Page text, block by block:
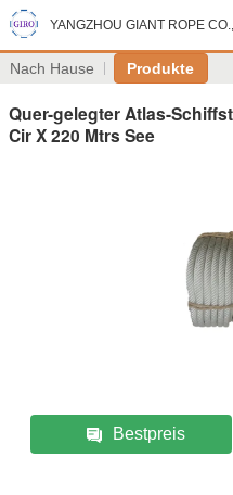
YANGZHOU GIANT ROPE
Nach Hause Produkte
Quer-gelegter Atlas-
Cir X 220 Mtrs See
Bestpreis